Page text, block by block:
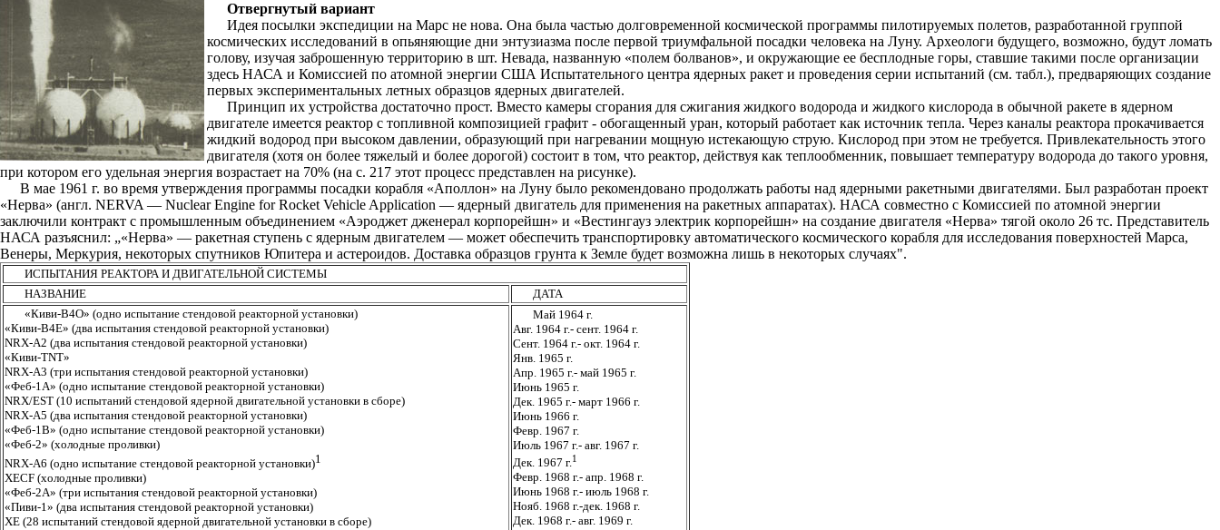
Отвергнутый вариант
Идея посылки экспедиции на Марс не нова. Она была частью долговременной космической программы пилотируемых полетов, разработанной группой
космических исследований в опьяняющие дни энтузиазма после первой триумфальной посадки человека на Луну. Археологи будущего, возможно, будут ломать
голову, изучая заброшенную территорию в шт. Невада, названную «полем болванов», и окружающие ее бесплодные горы, ставшие такими после организации
здесь НАСА и Комиссией по атомной энергии США Испытательного центра ядерных ракет и проведения серии испытаний (см. табл.), предваряющих создание
первых экспериментальных летных образцов ядерных двигателей.
Принцип их устройства достаточно прост. Вместо камеры сгорания для сжигания жидкого водорода и жидкого кислорода в обычной ракете в ядерном
двигателе имеется реактор с топливной композицией графит - обогащенный уран, который работает как источник тепла. Через каналы реактора прокачивается
жидкий водород при высоком давлении, образующий при нагревании мощную истекающую струю. Кислород при этом не требуется. Привлекательность этого
двигателя (хотя он более тяжелый и более дорогой) состоит в том, что реактор, действуя как теплообменник, повышает температуру водорода до такого уровня,
при котором его удельная энергия возрастает на 70% (на с. 217 этот процесс представлен на рисунке).
В мае 1961 г. во время утверждения программы посадки корабля «Аполлон» на Луну было рекомендовано продолжать работы над ядерными ракетными двигателями. Был разработан проект
«Нерва» (англ. NERVA — Nuclear Engine for Rocket Vehicle Application — ядерный двигатель для применения на ракетных аппаратах). НАСА совместно с Комиссией по атомной энергии
заключили контракт с промышленным объединением «Аэроджет дженерал корпорейшн» и «Вестингауз электрик корпорейшн» на создание двигателя «Нерва» тягой около 26 тс. Представитель
НАСА разъяснил: „«Нерва» — ракетная ступень с ядерным двигателем — может обеспечить транспортировку автоматического космического корабля для исследования поверхностей Марса,
Венеры, Меркурия, некоторых спутников Юпитера и астероидов. Доставка образцов грунта к Земле будет возможна лишь в некоторых случаях".
ИСПЫТАНИЯ РЕАКТОРА И ДВИГАТЕЛЬНОЙ СИСТЕМЫ
НАЗВАНИЕ
ДАТА
«Киви-В4О» (одно испытание стендовой реакторной установки)
«Киви-В4Е» (два испытания стендовой реакторной установки)
NRX-A2 (два испытания стендовой реакторной установки)
«Киви-TNT»
NRX-A3 (три испытания стендовой реакторной установки)
«Феб-1А» (одно испытание стендовой реакторной установки)
NRX/EST (10 испытаний стендовой ядерной двигательной установки в сборе)
NRX-A5 (два испытания стендовой реакторной установки)
«Феб-1В» (одно испытание стендовой реакторной установки)
«Феб-2» (холодные проливки)
NRX-A6 (одно испытание стендовой реакторной установки)1
XECF (холодные проливки)
«Феб-2А» (три испытания стендовой реакторной установки)
«Пиви-1» (два испытания стендовой реакторной установки)
ХЕ (28 испытаний стендовой ядерной двигательной установки в сборе)
Май 1964 г.
Авг. 1964 г.- сент. 1964 г.
Сент. 1964 г.- окт. 1964 г.
Янв. 1965 г.
Апр. 1965 г.- май 1965 г.
Июнь 1965 г.
Дек. 1965 г.- март 1966 г.
Июнь 1966 г.
Февр. 1967 г.
Июль 1967 г.- авг. 1967 г.
Дек. 1967 г.1
Февр. 1968 г.- апр. 1968 г.
Июнь 1968 г.- июль 1968 г.
Нояб. 1968 г.-дек. 1968 г.
Дек. 1968 г.- авг. 1969 г.